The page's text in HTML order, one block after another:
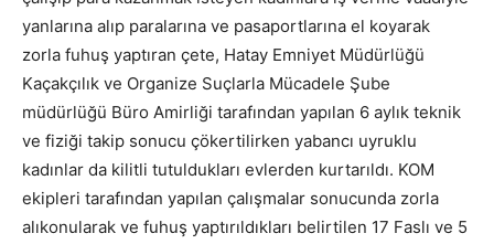
yanlarına alıp paralarına ve pasaportlarına el koyarak
zorla fuhuş yaptıran çete, Hatay Emniyet Müdürlüğü
Kaçakçılık ve Organize Suçlarla Mücadele Şube
müdürlüğü Büro Amirliği tarafından yapılan 6 aylık teknik
ve fiziği takip sonucu çökertilirken yabancı uyruklu
kadınlar da kilitli tutuldukları evlerden kurtarıldı. KOM
ekipleri tarafından yapılan çalışmalar sonucunda zorla
alıkonularak ve fuhuş yaptırıldıkları belirtilen 17 Faslı ve 5